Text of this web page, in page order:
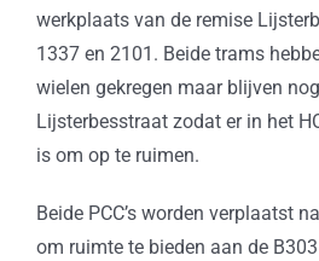
werkplaats van de remise
1337 en 2101. Beide trams
wielen gekregen maar blijven
Lijsterbesstraat zodat er in het
is om op te ruimen.
Beide PCC’s worden verplaatst
om ruimte te bieden aan de